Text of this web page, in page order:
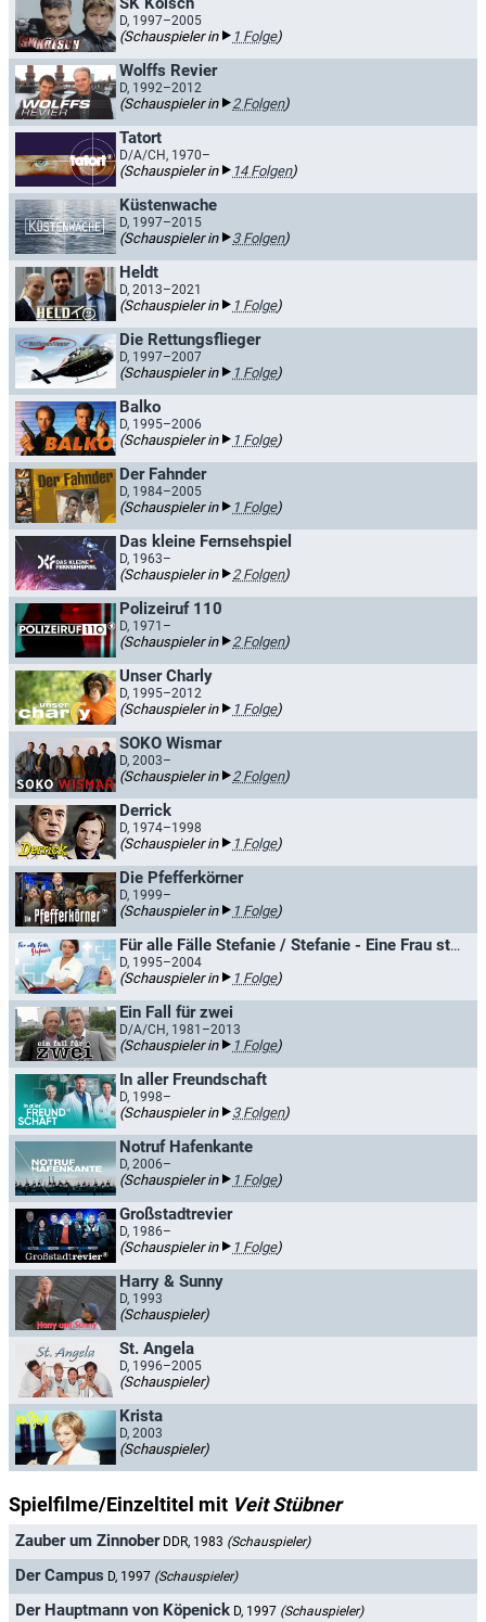
D, 1997–2005
(Schauspieler in 1 Folge)
Wolffs Revier
D, 1992–2012
(Schauspieler in 2 Folgen)
Tatort
D/A/CH, 1970–
(Schauspieler in 14 Folgen)
Küstenwache
D, 1997–2015
(Schauspieler in 3 Folgen)
Heldt
D, 2013–2021
(Schauspieler in 1 Folge)
Die Rettungsflieger
D, 1997–2007
(Schauspieler in 1 Folge)
Balko
D, 1995–2006
(Schauspieler in 1 Folge)
Der Fahnder
D, 1984–2005
(Schauspieler in 1 Folge)
Das kleine Fernsehspiel
D, 1963–
(Schauspieler in 2 Folgen)
Polizeiruf 110
D, 1971–
(Schauspieler in 2 Folgen)
Unser Charly
D, 1995–2012
(Schauspieler in 1 Folge)
SOKO Wismar
D, 2003–
(Schauspieler in 2 Folgen)
Derrick
D, 1974–1998
(Schauspieler in 1 Folge)
Die Pfefferkörner
D, 1999–
(Schauspieler in 1 Folge)
Für alle Fälle Stefanie / Stefanie - Eine Frau startet durch
D, 1995–2004
(Schauspieler in 1 Folge)
Ein Fall für zwei
D/A/CH, 1981–2013
(Schauspieler in 1 Folge)
In aller Freundschaft
D, 1998–
(Schauspieler in 3 Folgen)
Notruf Hafenkante
D, 2006–
(Schauspieler in 1 Folge)
Großstadtrevier
D, 1986–
(Schauspieler in 1 Folge)
Harry & Sunny
D, 1993
(Schauspieler)
St. Angela
D, 1996–2005
(Schauspieler)
Krista
D, 2003
(Schauspieler)
Spielfilme/Einzeltitel mit Veit Stübner
Zauber um Zinnober DDR, 1983 (Schauspieler)
Der Campus D, 1997 (Schauspieler)
Der Hauptmann von Köpenick D, 1997 (Schauspieler)